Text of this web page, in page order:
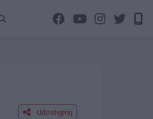
Udostępnij